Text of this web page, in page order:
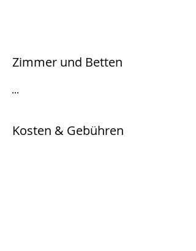
Zimmer und Betten
...
Kosten & Gebühren